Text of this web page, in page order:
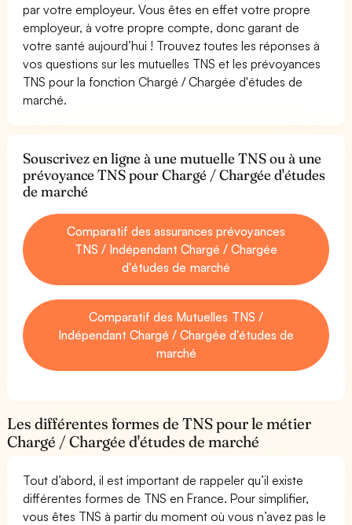
par votre employeur. Vous êtes en effet votre propre
employeur, à votre propre compte, donc garant de
votre santé aujourd’hui ! Trouvez toutes les réponses à
vos questions sur les mutuelles TNS et les prévoyances
TNS pour la fonction Chargé / Chargée d'études de
marché.
Souscrivez en ligne à une mutuelle TNS ou à une
prévoyance TNS pour Chargé / Chargée d'études
de marché
Comparatif des assurances prévoyances
TNS / Indépendant Chargé / Chargée
d'études de marché
Comparatif des Mutuelles TNS /
Indépendant Chargé / Chargée d'études de
marché
Les différentes formes de TNS pour le métier
Chargé / Chargée d'études de marché
Tout d’abord, il est important de rappeler qu’il existe
différentes formes de TNS en France. Pour simplifier,
vous êtes TNS à partir du moment où vous n’avez pas le